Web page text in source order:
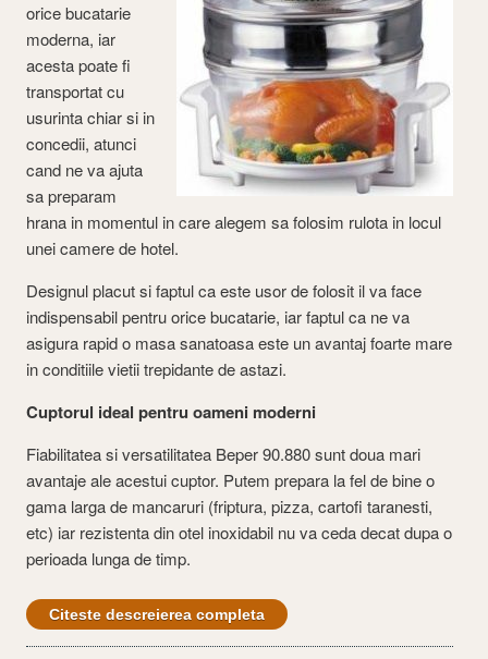
orice bucatarie
moderna, iar
acesta poate fi
transportat cu
usurinta chiar si in
concedii, atunci
cand ne va ajuta
sa preparam
hrana in momentul in care alegem sa folosim rulota in locul
unei camere de hotel.
Designul placut si faptul ca este usor de folosit il va face
indispensabil pentru orice bucatarie, iar faptul ca ne va
asigura rapid o masa sanatoasa este un avantaj foarte mare
in conditiile vietii trepidante de astazi.
Cuptorul ideal pentru oameni moderni
Fiabilitatea si versatilitatea Beper 90.880 sunt doua mari
avantaje ale acestui cuptor. Putem prepara la fel de bine o
gama larga de mancaruri (friptura, pizza, cartofi taranesti,
etc) iar rezistenta din otel inoxidabil nu va ceda decat dupa o
perioada lunga de timp.
Citeste descreierea completa